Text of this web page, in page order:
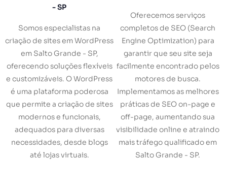
- SP
Somos especialistas na
criação de sites em WordPress
em Salto Grande - SP,
oferecendo soluções flexíveis
e customizáveis. O WordPress
é uma plataforma poderosa
que permite a criação de sites
modernos e funcionais,
adequados para diversas
necessidades, desde blogs
até lojas virtuais.
Oferecemos serviços
completos de SEO (Search
Engine Optimization) para
garantir que seu site seja
facilmente encontrado pelos
motores de busca.
Implementamos as melhores
práticas de SEO on-page e
off-page, aumentando sua
visibilidade online e atraindo
mais tráfego qualificado em
Salto Grande - SP.